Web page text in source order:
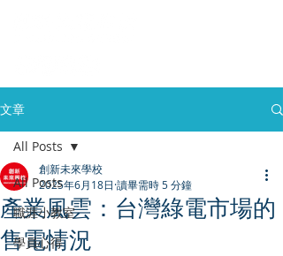
文章
All Posts
職涯小教室
學員心得
All Posts
產業風雲：台灣綠電市場的
售電情況
創新未來學校
2025年6月18日 讀畢需時 5 分鐘